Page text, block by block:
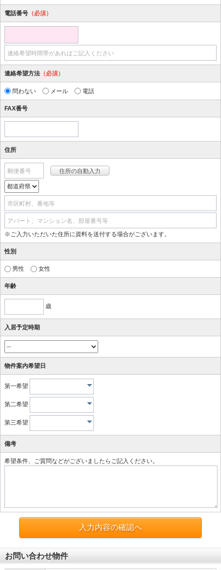
電話番号 （必須）
連絡希望時間帯があればご記入ください
連絡希望方法 （必須）
問わない メール 電話
FAX番号
住所
郵便番号
市区町村、番地等
アパート、マンション名、部屋番号等
※ご入力いただいた住所に資料を送付する場合がございます。
性別
男性 女性
年齢
歳
入居予定時期
物件案内希望日
第一希望
第二希望
第三希望
備考
希望条件、ご質問などがございましたらご記入ください。
入力内容の確認へ
お問い合わせ物件